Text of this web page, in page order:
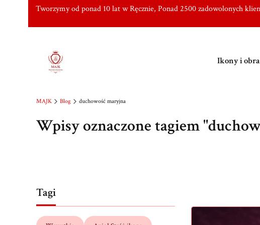
Tworzymy od ponad 10 lat w Ręcznie, Ponad 2500 zadowolonych
Ikony i
MAJK Blog duchowość maryjna
Wpisy oznaczone tagiem
Tagi